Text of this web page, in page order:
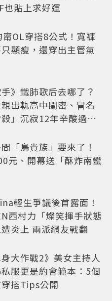
也貼上求好運
OL穿搭8公式！寬褲
顯瘦，還穿出主管氣
手》鐵肺歌后去哪了？
出軌高中閨密、冒名
」沉寂12年辛酸過往
「鳥貴族」要來了！
元、開幕送「酥炸南蠻
輕生爭議後首露面！
西村力「燦笑揮手狀態
炎上 兩派網友戰翻
身大作戰2》美女主持人
服更是約會範本：5個
搭Tips公開